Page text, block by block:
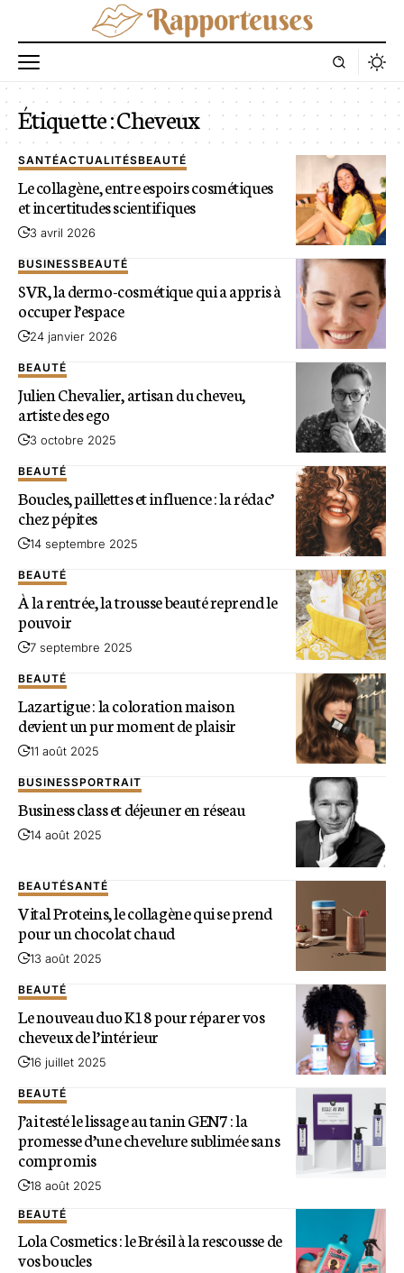
Étiquette :Cheveux
SANTÉACTUALITÉSBEAUTÉ
Le collagène, entre espoirs cosmétiques
et incertitudes scientifiques
3 avril 2026
BUSINESSBEAUTÉ
SVR, la dermo-cosmétique qui a appris à
occuper l’espace
24 janvier 2026
BEAUTÉ
Julien Chevalier, artisan du cheveu,
artiste des ego
3 octobre 2025
BEAUTÉ
Boucles, paillettes et influence : la rédac’
chez pépites
14 septembre 2025
BEAUTÉ
À la rentrée, la trousse beauté reprend le
pouvoir
7 septembre 2025
BEAUTÉ
Lazartigue : la coloration maison
devient un pur moment de plaisir
11 août 2025
BUSINESSPORTRAIT
Business class et déjeuner en réseau
14 août 2025
BEAUTÉSANTÉ
Vital Proteins, le collagène qui se prend
pour un chocolat chaud
13 août 2025
BEAUTÉ
Le nouveau duo K18 pour réparer vos
cheveux de l’intérieur
16 juillet 2025
BEAUTÉ
J’ai testé le lissage au tanin GEN7 : la
promesse d’une chevelure sublimée sans
compromis
18 août 2025
BEAUTÉ
Lola Cosmetics : le Brésil à la rescousse de
vos boucles